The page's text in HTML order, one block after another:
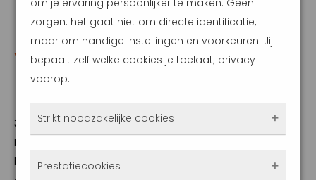
MOET OMHOOG.
VERZEKERAARS
MAKEN NU VERLIES
3 mei 2024
Bezitters van een auto moeten rekening
houden met stijgende premies van hun
zorgen: het gaat niet om directe identificatie,
maar om handige instellingen en voorkeuren. Jij
bepaalt zelf welke cookies je toelaat; privacy
voorop.
Strikt noodzakelijke cookies
Prestatiecookies